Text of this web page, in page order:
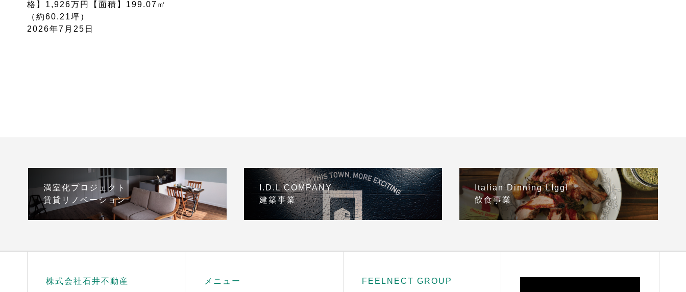
格】1,926万円【面積】199.07㎡
（約60.21坪）
2026年7月25日
満室化プロジェクト
賃貸リノベーション
I.D.L COMPANY
建築事業
Italian Dinning LIggI
飲食事業
株式会社石井不動産 メニュー FEELNECT GROUP 動